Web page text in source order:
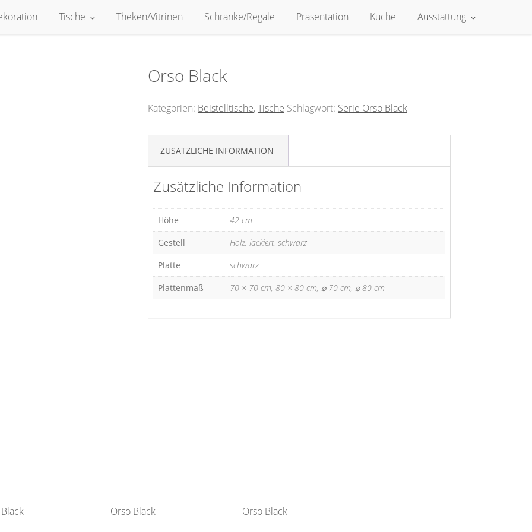
Tische Theken/Vitrinen Schränke/Regale Präsentation Küche Ausstattung
Orso Black
Kategorien: Beistelltische,Tische Schlagwort: Serie Orso Black
ZUSÄTZLICHE INFORMATION
Zusätzliche Information
Höhe
42 cm
Gestell
Holz, lackiert, schwarz
Platte
schwarz
Plattenmaß
70 × 70 cm, 80 × 80 cm, ⌀ 70 cm, ⌀ 80 cm
Orso Black Orso Black